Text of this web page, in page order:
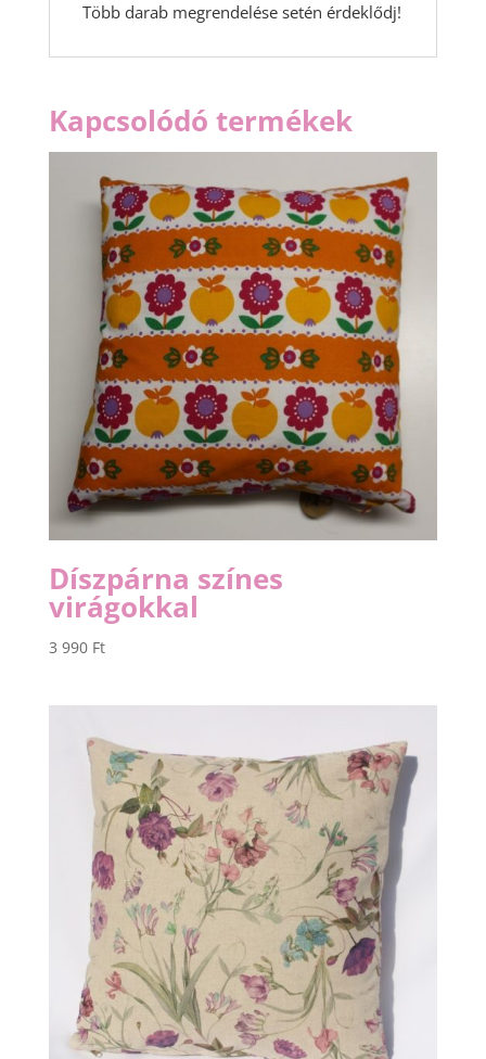
Több darab megrendelése setén érdeklődj!
Kapcsolódó termékek
Díszpárna színes
virágokkal
3 990 Ft